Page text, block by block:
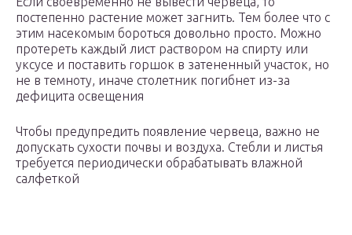
постепенно растение может загнить. Тем более что с
этим насекомым бороться довольно просто. Можно
протереть каждый лист раствором на спирту или
уксусе и поставить горшок в затененный участок, но
не в темноту, иначе столетник погибнет из-за
дефицита освещения
Чтобы предупредить появление червеца, важно не
допускать сухости почвы и воздуха. Стебли и листья
требуется периодически обрабатывать влажной
салфеткой